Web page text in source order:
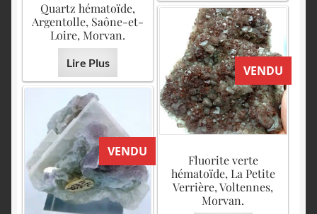
Quartz hématoïde,
Argentolle, Saône-et-
Loire, Morvan.
Lire Plus
VENDU
Fluorite verte
hématoïde, La Petite
Verrière, Voltennes,
Morvan.
VENDU